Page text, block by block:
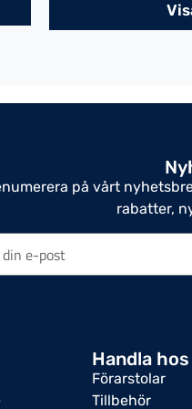
på vårt
rabatter,
Handla
Förarstolar
Tillbehör